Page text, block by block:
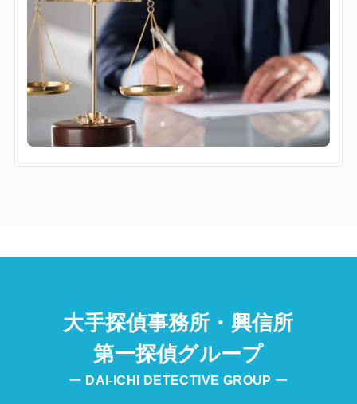
大手探偵事務所・興信所
第一探偵グループ
ー DAI-ICHI DETECTIVE GROUP ー